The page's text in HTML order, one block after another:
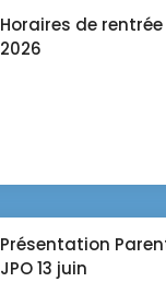
Horaires de
2026
Présentation
JPO 13 juin